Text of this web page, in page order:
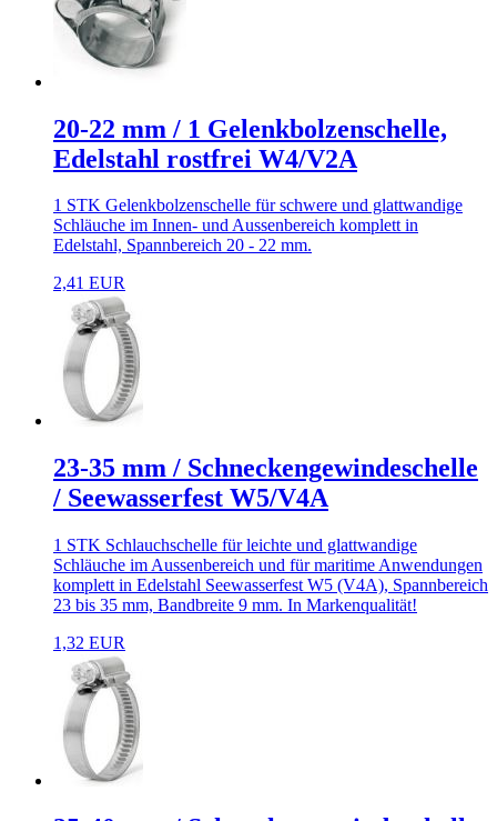
20-22 mm / 1 Gelenkbolzenschelle,
Edelstahl rostfrei W4/V2A
1 STK Gelenkbolzenschelle für schwere und glattwandige
Schläuche im Innen- und Aussenbereich komplett in
Edelstahl, Spannbereich 20 - 22 mm.
2,41 EUR
23-35 mm / Schneckengewindeschelle
/ Seewasserfest W5/V4A
1 STK Schlauchschelle für leichte und glattwandige
Schläuche im Aussenbereich und für maritime Anwendungen
komplett in Edelstahl Seewasserfest W5 (V4A), Spannbereich
23 bis 35 mm, Bandbreite 9 mm. In Markenqualität!
1,32 EUR